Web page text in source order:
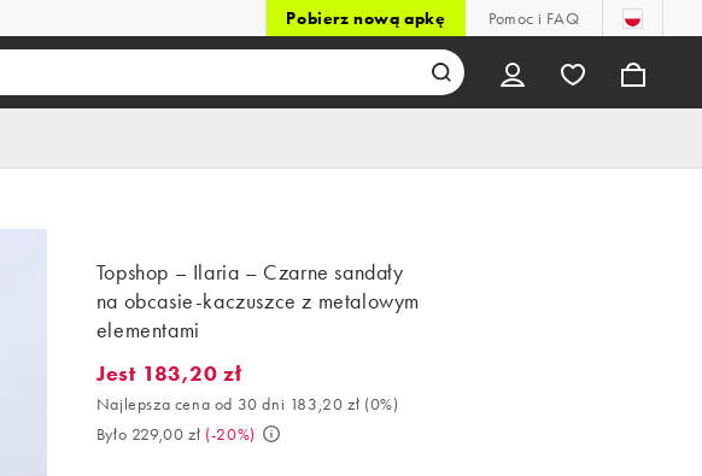
Pobierz nową apkę Pomoc i FAQ
Topshop – Ilaria – Czarne sandały
na obcasie-kaczuszce z metalowym
elementami
Jest 183,20 zł. Najlepsza cena od 30 dni 183,20 zł (0%). Było 229,00 zł.
Jest 183,20 zł
Najlepsza cena od 30 dni 183,20 zł (0%)
Było 229,00 zł (-20%)